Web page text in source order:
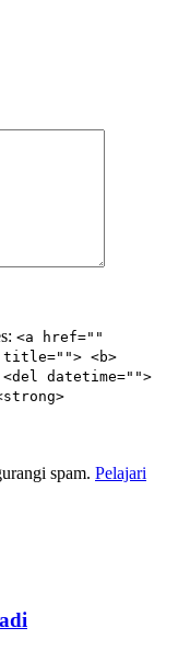
<a href=""
title=""> <b>
datetime="">
spam. Pelajari